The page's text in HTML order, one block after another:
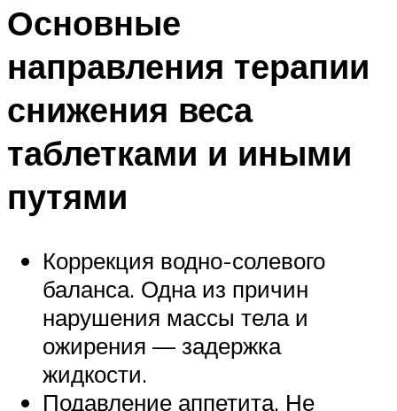
Основные
направления терапии
снижения веса
таблетками и иными
путями
Коррекция водно-солевого
баланса. Одна из причин
нарушения массы тела и
ожирения — задержка
жидкости.
Подавление аппетита. Не